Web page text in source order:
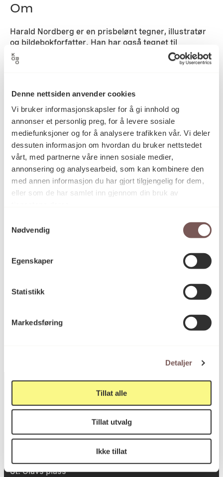
Denne nettsiden anvender cookies
Vi bruker informasjonskapsler for å gi innhold og
annonser et personlig preg, for å levere sosiale
mediefunksjoner og for å analysere trafikken vår. Vi deler
dessuten informasjon om hvordan du bruker nettstedet
vårt, med partnerne våre innen sosiale medier,
annonsering og analysearbeid, som kan kombinere den
med annen informasjon du har gjort tilgjengelig for dem,
eller som de har samlet inn gjennom din bruk av
Nødvendig
Egenskaper
Statistikk
Markedsføring
Detaljer
Tillat alle
Tillat utvalg
Ikke tillat
Om
Harald Nordberg er en prisbelønt tegner, illustratør
og bildebokforfatter. Han har også tegnet til
barneprogrammer i NRK/ fjernsynet. Nordbergs
tegninger er preget av lun humor og frodig fantasi.
Detaljer
2001
Kunstner Harald Nordberg
Postadresse
St. Olavs plass